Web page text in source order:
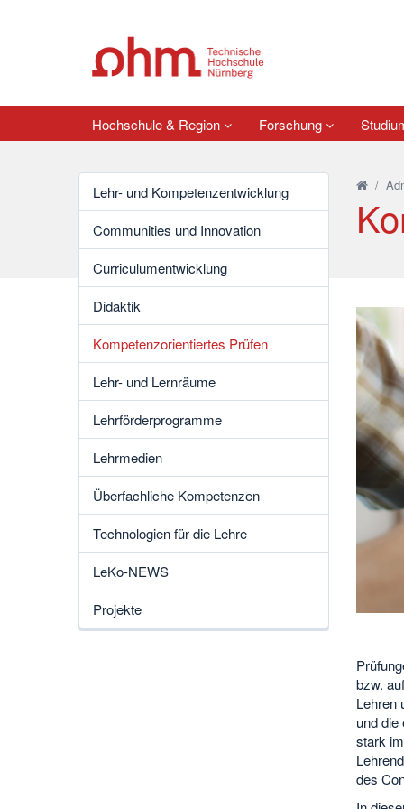
Hochschule & Region Forschung
Lehr- und Kompetenzentwicklung
Communities und Innovation
Curriculumentwicklung
Didaktik
Kompetenzorientiertes Prüfen
Lehr- und Lernräume
Lehrförderprogramme
Lehrmedien
Überfachliche Kompetenzen
Technologien für die Lehre
LeKo-NEWS
Projekte
/
bzw.
Lehren
und
stark
des